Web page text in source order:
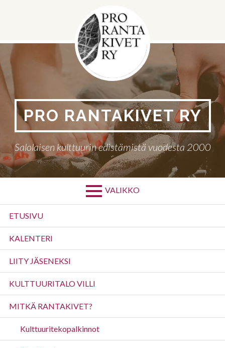
PRO RANTAKIVET RY
Salolaisen kulttuurin edistämistä vuodesta 2000
VALIKKO
Ensisijainen
valikko
ETUSIVU
KALENTERI
LIITY JÄSENEKSI
KULTTUURITALO VILLI
MITKÄ RANTAKIVET?
Kulttuuritekopalkinnot